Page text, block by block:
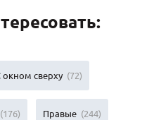
окном сверху (72)
(176) Правые (244)